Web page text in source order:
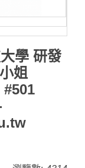
學 研發
姐
#501